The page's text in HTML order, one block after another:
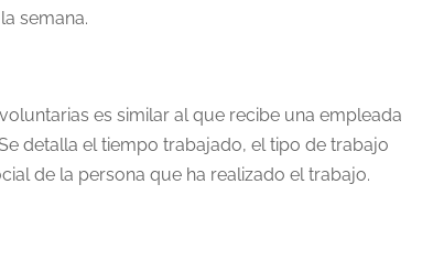
semana.
es similar al que recibe una empleada
detalla el tiempo trabajado, el tipo de trabajo
de la persona que ha realizado el trabajo.